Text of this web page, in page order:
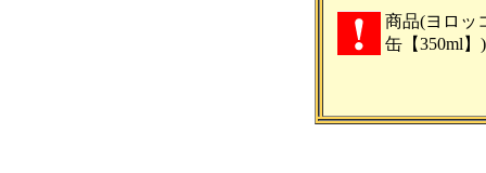
商品(ヨロッ
缶【350ml